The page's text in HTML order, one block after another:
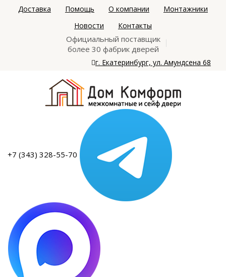
Доставка Помощь О компании
Монтажники
Новости
Контакты
Официальный поставщик
более 30 фабрик дверей
г. Екатеринбург, ул. Амундсена 68
+7 (343) 328-55-70